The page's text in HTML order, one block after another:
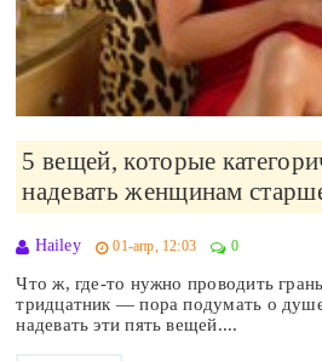
5 вещей, которые
надевать женщинам
Hailey 01-апр, 12:03 0
Что ж, где-то нужно проводить
тридцатник — пора подумать о
надевать эти пять вещей....